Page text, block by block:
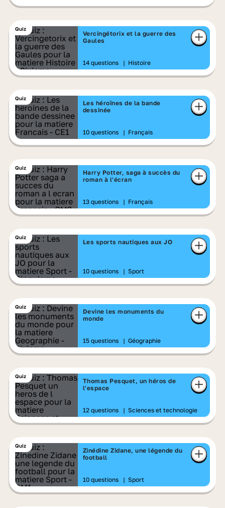
Quiz
Vercingétorix et la guerre des
Gaules
14 questions | Histoire
Quiz
Les héroïnes de la bande
dessinée
10 questions | Français
Quiz
Harry Potter, saga à succès du
roman à l'écran
13 questions | Français
Quiz
Les sports nautiques aux JO
10 questions | Sport
Quiz
Devine les monuments du
monde
15 questions | Géographie
Quiz
Thomas Pesquet, un héros de
l'espace
12 questions | Sciences et technologie
Quiz
Zinédine Zidane, une légende du
football
10 questions | Sport